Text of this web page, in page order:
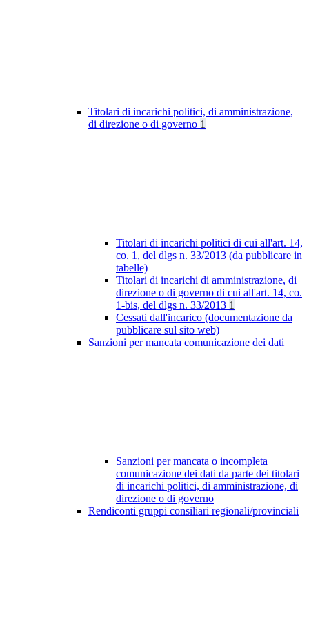
Titolari di incarichi politici, di amministrazione,
di direzione o di governo 1
Titolari di incarichi politici di cui all'art. 14,
co. 1, del dlgs n. 33/2013 (da pubblicare in
tabelle)
Titolari di incarichi di amministrazione, di
direzione o di governo di cui all'art. 14, co.
1-bis, del dlgs n. 33/2013 1
Cessati dall'incarico (documentazione da
pubblicare sul sito web)
Sanzioni per mancata comunicazione dei dati
Sanzioni per mancata o incompleta
comunicazione dei dati da parte dei titolari
di incarichi politici, di amministrazione, di
direzione o di governo
Rendiconti gruppi consiliari regionali/provinciali